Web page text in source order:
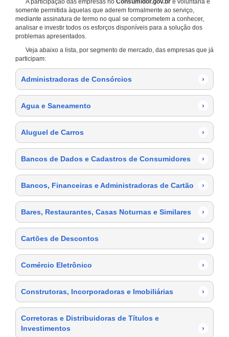
A participação das empresas no Consumidor.gov.br é voluntária e
somente permitida àquelas que aderem formalmente ao serviço,
mediante assinatura de termo no qual se comprometem a conhecer,
analisar e investir todos os esforços disponíveis para a solução dos
problemas apresentados.
Veja abaixo a lista, por segmento de mercado, das empresas que já
participam:
Administradoras de Consórcios ›
Agua e Saneamento ›
Aluguel de Carros ›
Bancos de Dados e Cadastros de Consumidores ›
Bancos, Financeiras e Administradoras de Cartão ›
Bares, Restaurantes, Casas Noturnas e Similares ›
Cartões de Descontos ›
Comércio Eletrônico ›
Construtoras, Incorporadoras e Imobiliárias ›
Corretoras e Distribuidoras de Títulos e
Investimentos
›